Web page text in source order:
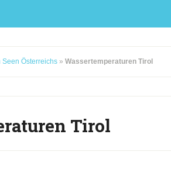
Österreichs » Wassertemperaturen Tirol
Tirol